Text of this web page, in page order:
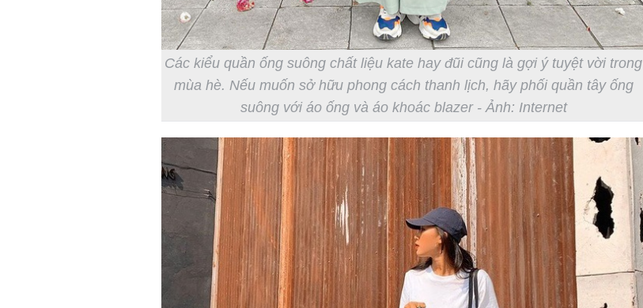
Các kiểu quần ống suông chất liệu kate hay đũi cũng là gợi ý tuyệt vời trong
mùa hè. Nếu muốn sở hữu phong cách thanh lịch, hãy phối quần tây ống
suông với áo ống và áo khoác blazer - Ảnh: Internet